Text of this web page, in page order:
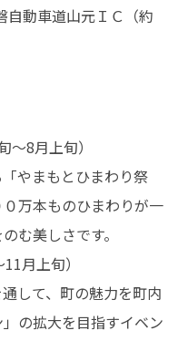
動車道山元ＩＣ（約
8月上旬）
やまもとひまわり祭
万本ものひまわりが一
む美しさです。
月上旬）
して、町の魅力を町内
の拡大を目指すイベン